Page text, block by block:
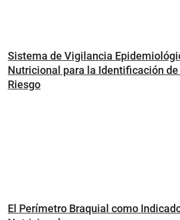
Sistema de Vigilancia
Nutricional para la Identificación de
Riesgo
El Perímetro Braquial como